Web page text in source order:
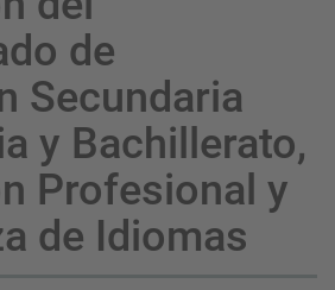
de
Secundaria
y Bachillerato,
Profesional y
de Idiomas